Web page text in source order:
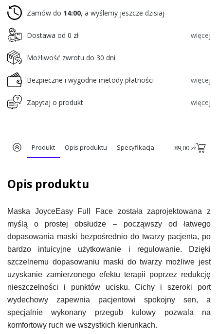
Zamów do 14:00, a wyślemy jeszcze dzisiaj
Dostawa od 0 zł więcej
Możliwość zwrotu do 30 dni
Bezpieczne i wygodne metody płatności więcej
Zapytaj o produkt więcej
Produkt Opis produktu Specyfikacja 89,00 zł
Opis produktu
Maska JoyceEasy Full Face została zaprojektowana z
myślą o prostej obsłudze – począwszy od łatwego
dopasowania maski bezpośrednio do twarzy pacjenta, po
bardzo intuicyjne użytkowanie i regulowanie. Dzięki
szczelnemu dopasowaniu maski do twarzy możliwe jest
uzyskanie zamierzonego efektu terapii poprzez redukcję
nieszczelności i punktów ucisku. Cichy i szeroki port
wydechowy zapewnia pacjentowi spokojny sen, a
specjalnie wykonany przegub kulowy pozwala na
komfortowy ruch we wszystkich kierunkach.